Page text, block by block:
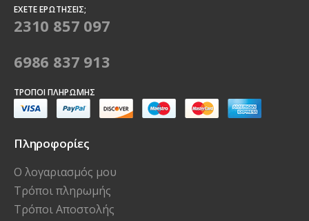
ΈΧΕΤΕ ΕΡΩΤΉΣΕΙΣ;
2310 857 097
6986 837 913
ΤΡΌΠΟΙ ΠΛΗΡΩΜΉΣ
Πληροφορίες
Ο λογαριασμός μου
Τρόποι πληρωμής
Τρόποι Αποστολής